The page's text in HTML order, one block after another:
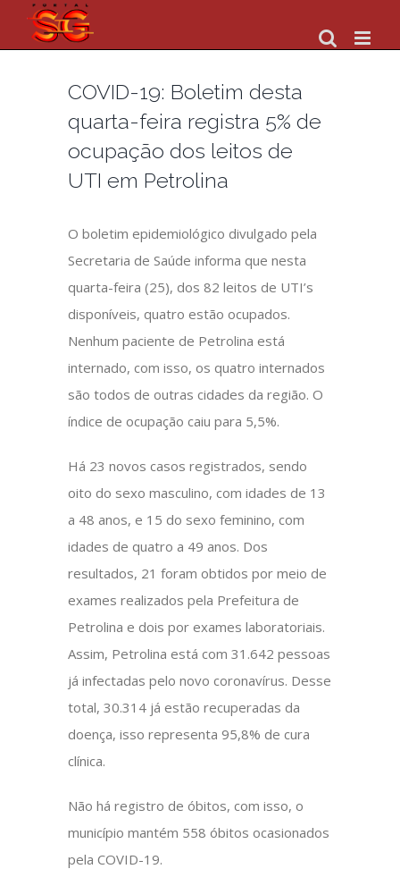
COVID-19: Boletim desta
quarta-feira registra 5% de
ocupação dos leitos de
UTI em Petrolina
O boletim epidemiológico divulgado pela
Secretaria de Saúde informa que nesta
quarta-feira (25), dos 82 leitos de UTI’s
disponíveis, quatro estão ocupados.
Nenhum paciente de Petrolina está
internado, com isso, os quatro internados
são todos de outras cidades da região. O
índice de ocupação caiu para 5,5%.
Há 23 novos casos registrados, sendo
oito do sexo masculino, com idades de 13
a 48 anos, e 15 do sexo feminino, com
idades de quatro a 49 anos. Dos
resultados, 21 foram obtidos por meio de
exames realizados pela Prefeitura de
Petrolina e dois por exames laboratoriais.
Assim, Petrolina está com 31.642 pessoas
já infectadas pelo novo coronavírus. Desse
total, 30.314 já estão recuperadas da
doença, isso representa 95,8% de cura
clínica.
Não há registro de óbitos, com isso, o
município mantém 558 óbitos ocasionados
pela COVID-19.